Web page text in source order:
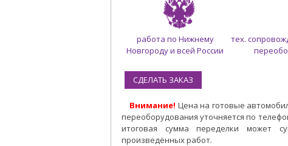
работа по Нижнему
Новгороду и всей России
тех.
СДЕЛАТЬ ЗАКАЗ
Внимание! Цена на готовые
переоборудования уточняется по
итоговая сумма переделки может
произведённых работ.